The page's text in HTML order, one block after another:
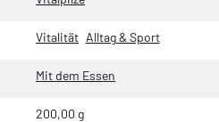
Vitalität Alltag & Sport
Mit dem Essen
200,00 g